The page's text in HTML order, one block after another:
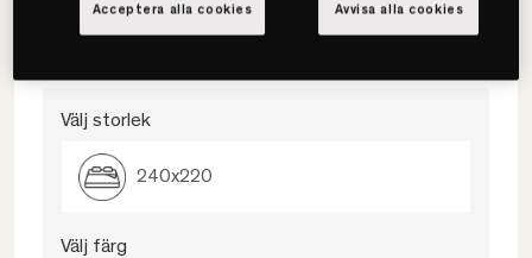
• Härlig finish & mjukhet
• Välj mellan flera färger
Välj storlek
240x220
Välj färg
Avvisa alla cookies
Acceptera alla cookies